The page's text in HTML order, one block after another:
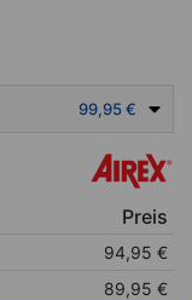
99,95 €
Preis
94,95€
89,95€